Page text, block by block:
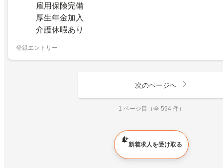
雇用保険完備
厚生年金加入
介護休暇あり
登録エントリー
次のページへ
1 ページ目（全 594 件）
新着求人を受け取る